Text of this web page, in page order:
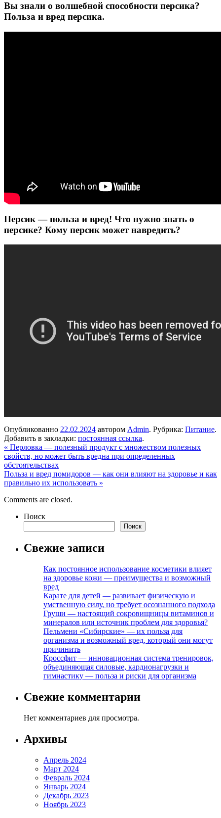
Вы знали о волшебной способности персика?
Польза и вред персика.
Персик — польза и вред! Что нужно знать о
персике? Кому персик может навредить?
Опубликованно 22.02.2024 автором Admin. Рубрика: Питание.
Добавить в закладки: постоянная ссылка.
« Перловка — полезный продукт с множеством полезных
свойств, но может быть вредна при определенных
обстоятельствах
Польза и вред помидоров — как они влияют на здоровье и как
правильно их использовать »
Comments are closed.
Поиск
Поиск
Свежие записи
Как постоянное использование косметики влияет
на здоровье кожи — преимущества и возможный
вред
Карате для детей — развивает физическую и
умственную силу, но требует осознанного подхода
Груши — настоящий сокровищницы витаминов и
минералов или источник проблем для здоровья?
Пельмени «Сибирские» — их польза для
организма и возможный вред, который они могут
причинить
Кроссфит — инновационная система тренировок,
объединяющая силовые, кардионагрузки и
гимнастику — польза и риски для организма
Свежие комментарии
Нет комментариев для просмотра.
Архивы
Апрель 2024
Март 2024
Февраль 2024
Январь 2024
Декабрь 2023
Ноябрь 2023